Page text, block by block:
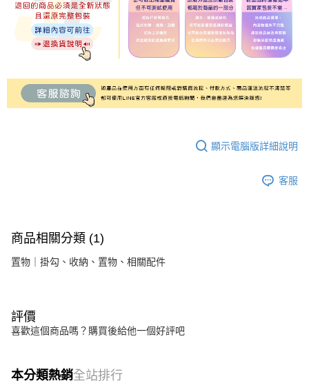
顯示電腦版詳細說明
客服
商品相關分類 (1)
置物｜掛勾、收納、置物、相關配件
評價
喜歡這個商品嗎？購買後給他一個好評吧
本分類熱銷全站排行